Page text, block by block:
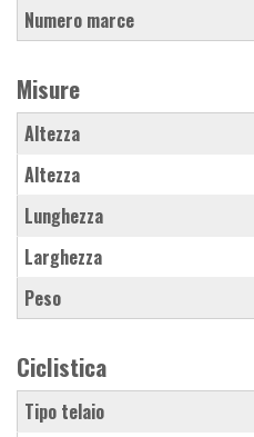
Numero marce
Misure
Altezza
Altezza
Lunghezza
Larghezza
Peso
Ciclistica
Tipo telaio